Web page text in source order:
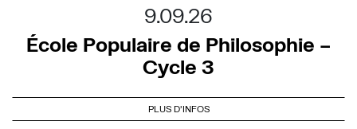
9.09.26
École Populaire de Philosophie –
Cycle 3
PLUS D'INFOS